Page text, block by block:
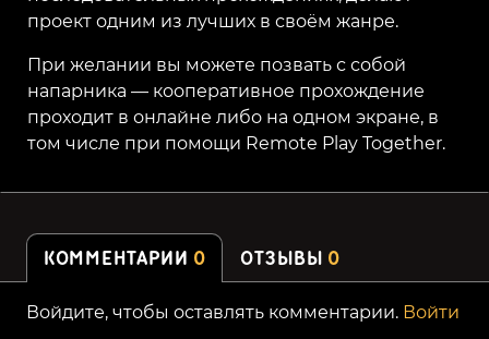
проект одним из лучших в своём жанре.
При желании вы можете позвать с собой
напарника — кооперативное прохождение
проходит в онлайне либо на одном экране, в
том числе при помощи Remote Play Together.
КОММЕНТАРИИ 0 ОТЗЫВЫ 0
Войдите, чтобы оставлять комментарии. Войти